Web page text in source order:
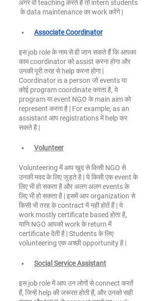
अगर वो teaching करतें हैं तो intern students
के data maintenance का work करेंगे |
Associate Coordinator
इस job role के नाम से ही जान सकते हैं कि आपका
काम coordinator को assist करना होगा और
उनकी पूरी तरह से help करना होगा |
Coordinator is a person जो events या
कोई program coordinate करता है, ये
program या event NGO के main aim को
represent करता है | For example, as an
assistant आप registrations में help कर
सकते है |
Volunteer
Volunteering में आप खुद से किसी NGO से
उनकी मदद के लिए जुड़ते है | ये किसी एक event के
लिए भी हो सकता है और अलग अलग events के
लिए भी हो सकता है | इसमें आप organization से
किसी भी तरह के contract में नही होतें हैं | ये
work mostly certificate based होता है,
यानि NGO आपको work के return में
certificate देती है | Students के लिए
volunteering एक अच्छी opportunity है |
Social Service Assistant
इस job role में आप उन लोगों से connect करतें
हैं, जिन्हें help की जरूरत होती हैं, और उनको सही